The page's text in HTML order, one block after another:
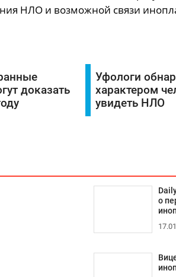
НЛО и возможной связи
доказать
Уфологи
характером
увидеть НЛО
о